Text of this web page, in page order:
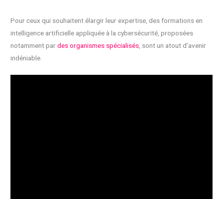
Pour ceux qui souhaitent élargir leur expertise, des formations en
intelligence artificielle appliquée à la cybersécurité, proposées
notamment pardes organismes spécialisés , sont un atout d’avenir
indéniable.